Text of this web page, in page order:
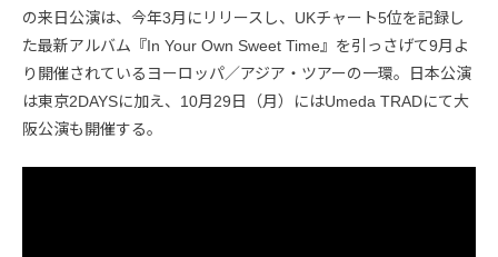
の来日公演は、今年3月にリリースし、UKチャート5位を記録し
た最新アルバム『In Your Own Sweet Time』を引っさげて9月よ
り開催されているヨーロッパ／アジア・ツアーの一環。日本公演
は東京2DAYSに加え、10月29日（月）にはUmeda TRADにて大
阪公演も開催する。